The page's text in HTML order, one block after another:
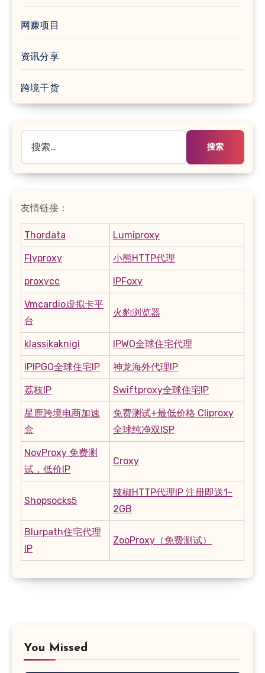
网赚项目
资讯分享
跨境干货
索：
友情链接：
Thordata Lumiproxy
Flyproxy 小熊HTTP代理
proxycc IPFoxy
Vmcardio虚拟卡平
台
火豹浏览器
klassikaknigi IPWO全球住宅代理
IPIPGO全球住宅IP 神龙海外代理IP
荔枝IP Swiftproxy全球住宅IP
星鹿跨境电商加速
盒
免费测试+最低价格 Cliproxy
全球纯净双ISP
NovProxy 免费测
试，低价IP
Croxy
Shopsocks5
辣椒HTTP代理IP 注册即送1-
2GB
Blurpath住宅代理
IP
ZooProxy（免费测试）
You Missed